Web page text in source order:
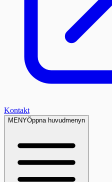
Kontakt
MENYÖppna huvudmenyn